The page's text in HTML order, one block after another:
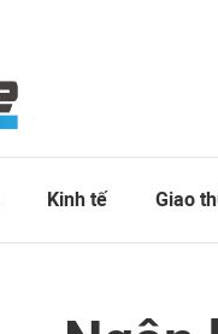
Kinh tế Giao